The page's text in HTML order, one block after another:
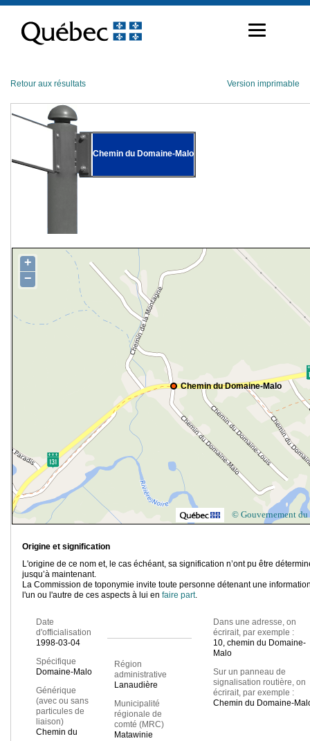
contenu
Retour aux résultats Version imprimable
Chemin du Domaine-Malo
Chemin du Domaine-Malo
+
−
© Gouvernement du
Origine et signification
L'origine de ce nom et, le cas échéant, sa signification n’ont pu être
jusqu’à maintenant.
La Commission de toponymie invite toute personne détenant une
l'un ou l'autre de ces aspects à lui en faire part.
Date
d'officialisation
1998-03-04
Spécifique
Domaine-Malo
Générique
(avec ou sans
particules de
liaison)
Chemin du
Région
administrative
Lanaudière
Municipalité
régionale de
comté (MRC)
Matawinie
Dans une adresse, on
écrirait, par exemple :
10, chemin du Domaine-
Malo
Sur un panneau de
signalisation routière, on
écrirait, par exemple :
Chemin du Domaine-